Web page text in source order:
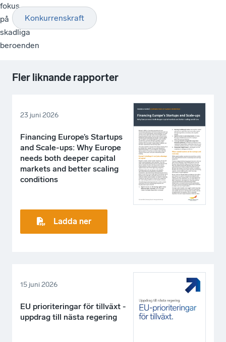
fokus
på
skadliga
beroenden
Konkurrenskraft
Fler liknande rapporter
23 juni 2026
Financing Europe’s Startups
and Scale-ups: Why Europe
needs both deeper capital
markets and better scaling
conditions
Ladda ner
15 juni 2026
EU prioriteringar för tillväxt -
uppdrag till nästa regering